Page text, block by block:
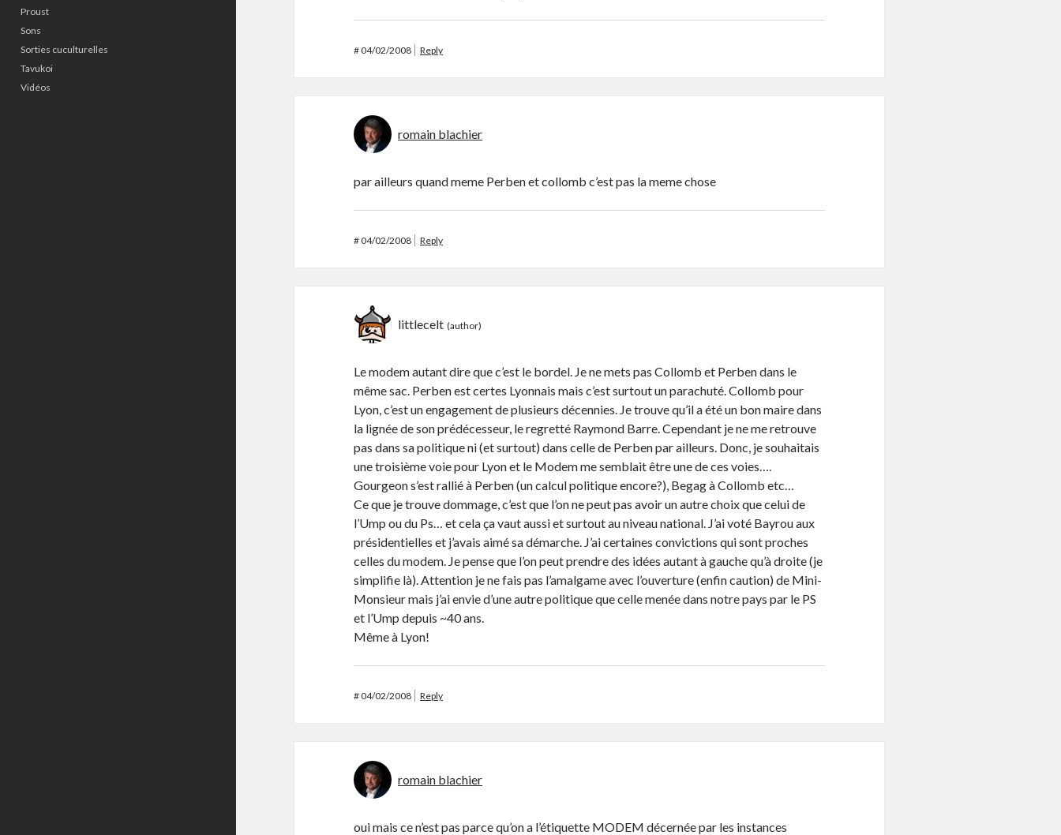
Proust
Sons
Sorties cuculturelles
Tavukoi
Vidéos
#04/02/2008 Reply
romain blachier
par ailleurs quand meme Perben et collomb c’est pas la meme chose
#04/02/2008 Reply
littlecelt
Le modem autant dire que c’est le bordel. Je ne mets pas Collomb et Perben dans le
même sac. Perben est certes Lyonnais mais c’est surtout un parachuté. Collomb pour
Lyon, c’est un engagement de plusieurs décennies. Je trouve qu’il a été un bon maire dans
la lignée de son prédécesseur, le regretté Raymond Barre. Cependant je ne me retrouve
pas dans sa politique ni (et surtout) dans celle de Perben par ailleurs. Donc, je souhaitais
une troisième voie pour Lyon et le Modem me semblait être une de ces voies….
Gourgeon s’est rallié à Perben (un calcul politique encore?), Begag à Collomb etc…
Ce que je trouve dommage, c’est que l’on ne peut pas avoir un autre choix que celui de
l’Ump ou du Ps… et cela ça vaut aussi et surtout au niveau national. J’ai voté Bayrou aux
présidentielles et j’avais aimé sa démarche. J’ai certaines convictions qui sont proches
celles du modem. Je pense que l’on peut prendre des idées autant à gauche qu’à droite (je
simplifie là). Attention je ne fais pas l’amalgame avec l’ouverture (enfin caution) de Mini-
Monsieur mais j’ai envie d’une autre politique que celle menée dans notre pays par le PS
et l’Ump depuis ~40 ans.
Même à Lyon!
#04/02/2008 Reply
romain blachier
oui mais ce n’est pas parce qu’on a l’étiquette MODEM décernée par les instances